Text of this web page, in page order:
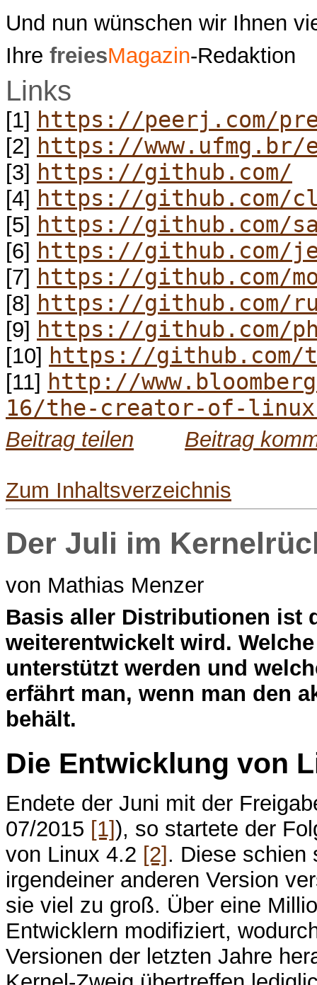
Und nun wünschen wir Ihnen
Ihre freiesMagazin-Redaktion
Links
[1] https://peerj.com/
[2] https://
[3] https://github.com/
[4] https://github.com/
[5] https://github.com/
[6] https://
[7] https://github.com/
[8] https://github.com/
[9] https://github.com/
[10] https://
[11] http://
16/the-creator-of-
Beitrag teilen Beitrag
Zum Inhaltsverzeichnis
Der Juli im
von Mathias Menzer
Basis aller Distributionen ist
weiterentwickelt wird.
unterstützt werden und
erfährt man, wenn man den
behält.
Die Entwicklung von
Endete der Juni mit der
07/2015 [1]), so startete der
von Linux 4.2 [2] . Diese schien
irgendeiner anderen Version
sie viel zu groß. Über eine
Entwicklern modifiziert,
Versionen der letzten Jahre